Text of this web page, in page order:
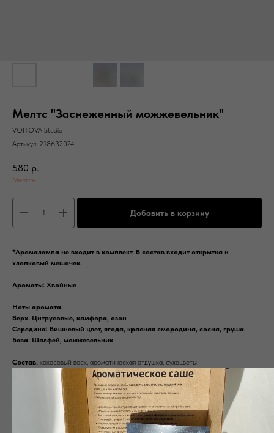
Мелтс "Заснеженный можжевельник"
VOITOVA Studio
Артикул: 218632024
580 р.
Мелтсы
Добавить в корзину
*Аромалампа не входит в комплект. В состав входит открытка и
хлопковый мешочек.
Ароматы: Хвойные
Ноты аромата:
Верх: Цитрусовые, камфора, озон
Середина: Вишневый цвет, ягода, красная смородина, сосна, груша
База: Шалфей, можжевельник
Состав: кокосовый воск, ароматическая отдушка, сухоцветы
дизайн может отличаться от фото, так как это ручная работа.
Этот аромат — как прогулка по хвойному лесу. Цитрусовые, камфора и озон
создают бодрящую свежесть, как после грозы. В сердце — вишневый цвет, ягоды
и сосна, погружая в атмосферу лесной тропы. Шалфей и можжевельник
добавляют тепло и землистость, словно сидите у костра в окружении природы.